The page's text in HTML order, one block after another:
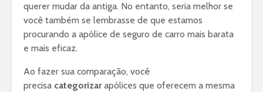
querer mudar da antiga. No entanto, seria melhor se
você também se lembrasse de que estamos
procurando a apólice de seguro de carro mais barata
e mais eficaz.
Ao fazer sua comparação, você
precisa categorizarapólices que oferecem a mesma